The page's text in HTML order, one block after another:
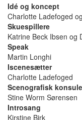
Idé og koncept
Charlotte Ladefoged
Skuespillere
Katrine Beck Ibsen og
Speak
Martin Longhi
Iscenesætter
Charlotte Ladefoged
Scenografisk
Stine Worm Sørensen
Introsang
Kirstine Birk